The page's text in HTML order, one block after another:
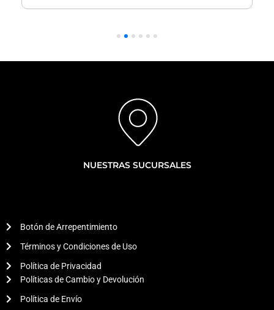
NUESTRAS SUCURSALES
Botón de Arrepentimiento
Términos y Condiciones de Uso
Política de Privacidad
Políticas de Cambio y Devolución
Política de Envío